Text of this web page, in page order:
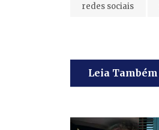
redes sociais
Leia Também